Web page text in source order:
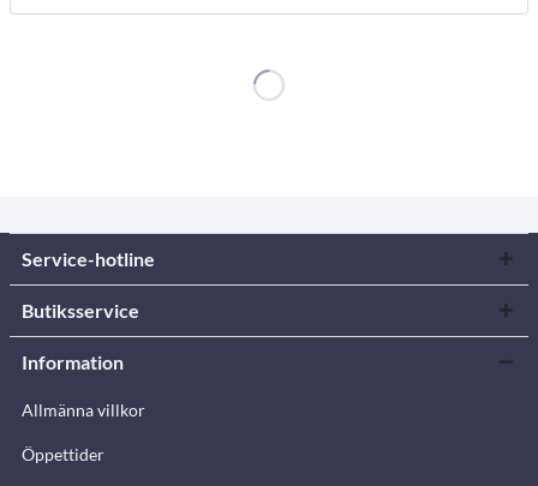
Service-hotline
Butiksservice
Information
Allmänna villkor
Öppettider